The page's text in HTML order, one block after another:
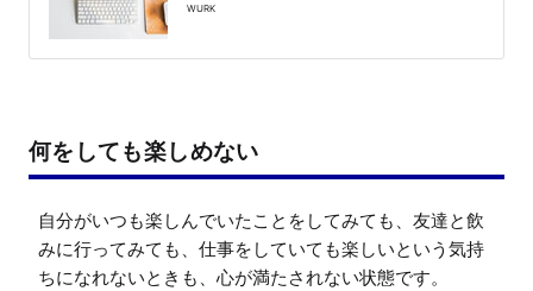
WURK
何をしても楽しめない
自分がいつも楽しんでいたことをしてみても、友達と飲
みに行ってみても、仕事をしていても楽しいという気持
ちになれないときも、心が満たされない状態です。